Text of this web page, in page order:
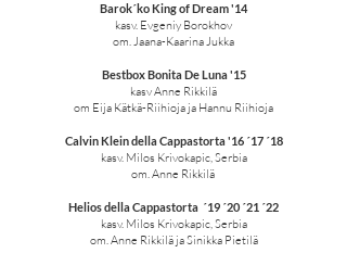
Barok´ko King of Dream '14
kasv. Evgeniy Borokhov
om. Jaana-Kaarina Jukka
Bestbox Bonita De Luna '15
kasv Anne Rikkilä
om Eija Kätkä-Riihioja ja Hannu Riihioja
Calvin Klein della Cappastorta '16 ´17 ´18
kasv. Milos Krivokapic, Serbia
om. Anne Rikkilä
Helios della Cappastorta ´19 ´20 ´21 ´22
kasv. Milos Krivokapic, Serbia
om. Anne Rikkilä ja Sinikka Pietilä